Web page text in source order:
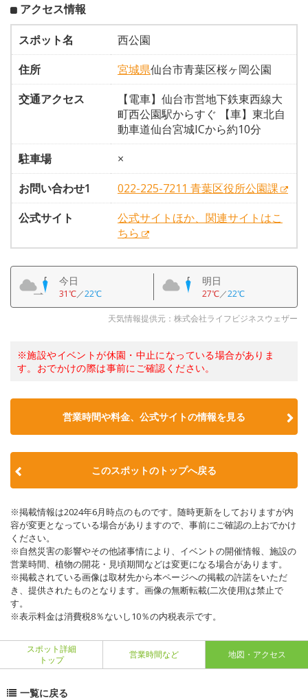
アクセス情報
スポット名
西公園
住所
宮城県仙台市青葉区桜ヶ岡公園
交通アクセス
【電車】仙台市営地下鉄東西線大
町西公園駅からすぐ 【車】東北自
動車道仙台宮城ICから約10分
駐車場
×
お問い合わせ1
022-225-7211 青葉区役所公園課
公式サイト
公式サイトほか、関連サイトはこ
ちら
今日
31℃／22℃
明日
27℃／22℃
天気情報提供元：株式会社ライフビジネスウェザー
※施設やイベントが休園・中止になっている場合がありま
す。おでかけの際は事前にご確認ください。
営業時間や料金、公式サイトの情報を見る
このスポットのトップへ戻る
※掲載情報は2024年6月時点のものです。随時更新をしておりますが内
容が変更となっている場合がありますので、事前にご確認の上おでかけ
ください。
※自然災害の影響やその他諸事情により、イベントの開催情報、施設の
営業時間、植物の開花・見頃期間などは変更になる場合があります。
※掲載されている画像は取材先から本ページへの掲載の許諾をいただ
き、提供されたものとなります。画像の無断転載(二次使用)は禁止で
す。
※表示料金は消費税8％ないし10％の内税表示です。
スポット詳細
トップ
営業時間など 地図・アクセス
一覧に戻る